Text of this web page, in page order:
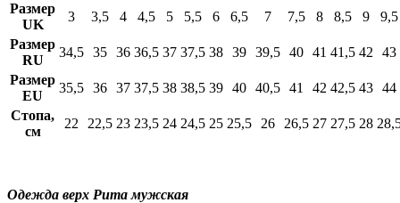
Размер
UK
3 3,5 4 4,5 5 5,5 6 6,5 7 7,5 8 8,5 9
9,5
Размер
RU
34,5 35 36 36,5 37 37,5 38 39 39,5 40 41 41,5 42
43
Размер
EU
35,5 36 37 37,5 38 38,5 39 40 40,5 41 42 42,5 43 44
Стопа,
см
22 22,5 23 23,5 24 24,5 25 25,5 26 26,5 27 27,5 28
Одежда верх Puma мужская